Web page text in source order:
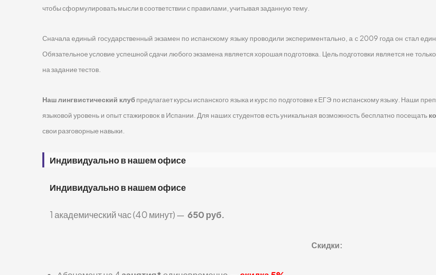
чтобы сформулировать мысли в соответствии с правилами, учитывая заданную тему.
Сначала единый государственный экзамен по испанскому языку проводили экспериментально, а с 2009 года он стал
Обязательное условие успешной сдачи любого экзамена является хорошая подготовка. Цель подготовки является не
на задание тестов.
Наш лингвистический клуб предлагает курсы испанского языка и курс по подготовке к ЕГЭ по испанскому языку. Наши
языковой уровень и опыт стажировок в Испании. Для наших студентов есть уникальная возможность бесплатно посещать
свои разговорные навыки.
Индивидуально в нашем офисе
Индивидуально в нашем офисе
1 академический час (40 минут) — 650 руб.
Скидки: